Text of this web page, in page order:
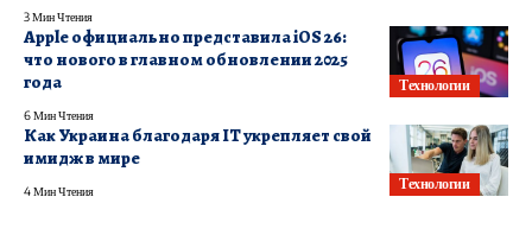
3 Мин Чтения
Технологии
Apple официально представила iOS 26:
что нового в главном обновлении 2025
года
6 Мин Чтения
Технологии
Как Украина благодаря IT укрепляет свой
имидж в мире
4 Мин Чтения